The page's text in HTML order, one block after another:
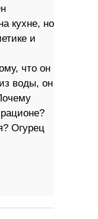
кухне, но
и
что он
воды, он
Огурец